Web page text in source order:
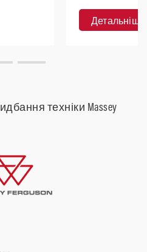
Детальніше
техніки Massey